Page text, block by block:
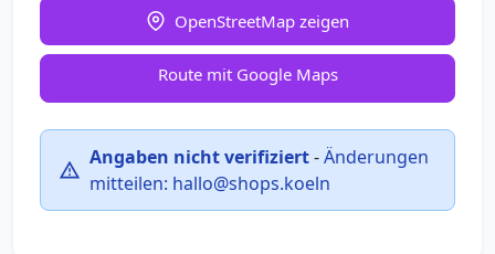
OpenStreetMap zeigen
Route mit Google Maps
Angaben nicht verifiziert-Änderungen
mitteilen: hallo@shops.koeln